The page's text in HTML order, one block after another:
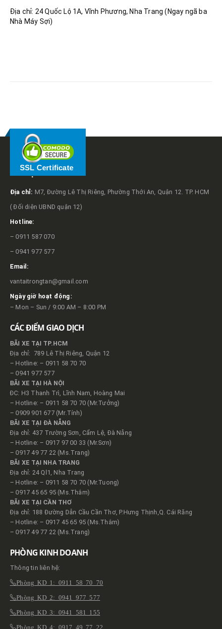
Địa chỉ: 24 Quốc Lộ 1A, Vĩnh Phương, Nha Trang (Ngay ngã ba
Nhà Máy Sợi)
SSL Certificate
VỀ TRỌNG TẤN
Địa chỉ: M7, Đường Lê Thị Riêng, Phường Thới An, Quận 12. TP. HCM
( Đối diện UBND quận 12)
Hotline:
– 0911 587 070
– 0941 977 577
Email:
vantaitrongtan@gmail.com
Ngày giờ hoạt động:
– Mon – Sun / 9:00 AM – 8:00 PM
CÁC ĐIỂM GIAO DỊCH
BÃI XE TẠI TP.HCM
Địa chỉ: 789 Lê Thị Riêng, Quận 12
– Hotline: – 0911 58 70 70
– 0941 977 577
BÃI XE TẠI HÀ NỘI
ĐC: H3 Thanh Trì, Lĩnh Nam, Hoàng Mai
– Hotline: – 0911 58 70 70 (Mr.Tưởng)
– 0909 901 677 (Mr.Tính)
BÃI XE TẠI ĐÀ NẴNG
Địa chỉ: 437 Trường Sơn, Cẩm Lệ, Đà Nẵng
– Hotline: – 0917 97 00 33 (Mr.Sơn)
– 0917 49 77 22 (Ms.Trang)
BÃI XE TẠI NHA TRANG
Địa chỉ: 24 Ql1, Nha Trang
– Hotline: – 0911 58 70 70 (Mr.Tuong)
– 0917 45 65 95 (Ms.Thắm)
BÃI XE TẠI CẦN THƠ
Địa chỉ: 188 Đường Dẫn Cầu Cần Thơ, P.Hưng Thịnh,Q. Cái Răng
– Hotline: – 0917 45 65 95 (Ms.Thắm)
– 0917 49 77 22 (Ms.Trang)
PHÒNG KINH DOANH
Thông tin liên hệ:
Phòng KD 1: 0911 58 70 70
Phòng KD 2: 0941 977 577
Phòng KD 3: 0941 581 155
Phòng KD 4: 0917 49 77 22